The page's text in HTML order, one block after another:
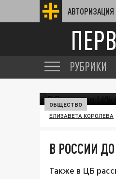
АВТОРИЗАЦИЯ
РУБРИКИ
ОБЩЕСТВО
ЕЛИЗАВЕТА КОРОЛЕВА
В РОССИИ
Также в ЦБ